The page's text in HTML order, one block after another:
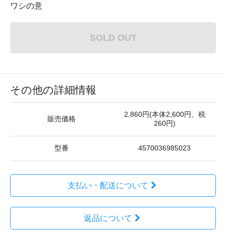
ワシの意
SOLD OUT
その他の詳細情報
販売価格
2,860円(本体2,600円、税
260円)
型番 4570036985023
支払い・配送について
返品について